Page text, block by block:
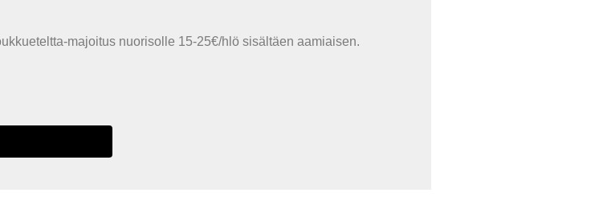
majoitus nuorisolle 15-25€/hlö sisältäen aamiaisen.